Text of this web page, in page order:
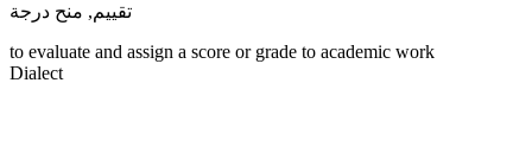
تقييم, منح درجة
to evaluate and assign a score or grade to academic work
Dialect